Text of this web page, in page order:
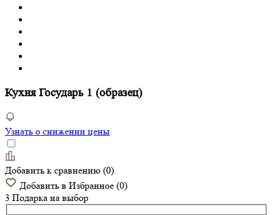
Кухня Государь 1 (образец)
Узнать о снижении цены
Добавить к сравнению (0)
Добавить в Избранное (0)
3 Подарка на выбор